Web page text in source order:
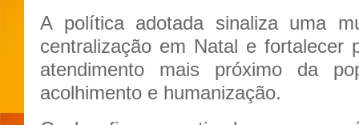
A política adotada sinaliza uma
centralização em Natal e fortalecer
atendimento mais próximo da
acolhimento e humanização.